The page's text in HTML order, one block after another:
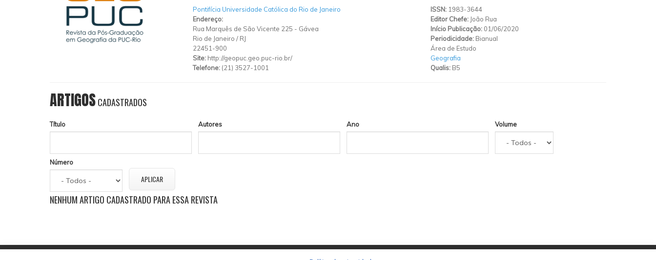
Pontifícia Universidade Católica do Rio de Janeiro
Endereço:
Rua Marquês de São Vicente 225 - Gávea
Rio de Janeiro / RJ
22451-900
Site: http://geopuc.geo.puc-rio.br/
Telefone: (21) 3527-1001
ISSN: 1983-3644
Editor Chefe: João Rua
Início Publicação: 01/06/2020
Periodicidade: Bianual
Área de Estudo
Geografia
Qualis: B5
ARTIGOSCADASTRADOS
Título Autores Ano Volume
Número
NENHUM ARTIGO CADASTRADO PARA ESSA REVISTA